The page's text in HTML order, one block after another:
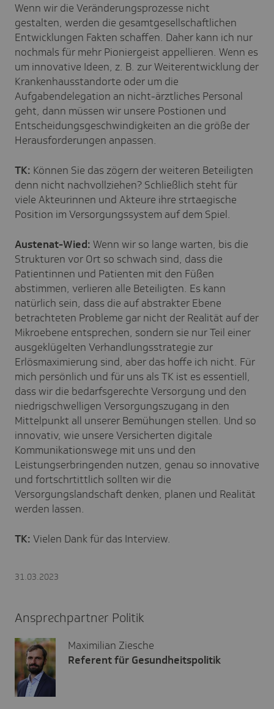
Wenn wir die Veränderungsprozesse nicht
gestalten, werden die gesamtgesellschaftlichen
Entwicklungen Fakten schaffen. Daher kann ich nur
nochmals für mehr Pioniergeist appellieren. Wenn es
um innovative Ideen, z. B. zur Weiterentwicklung der
Krankenhausstandorte oder um die
Aufgabendelegation an nicht-ärztliches Personal
geht, dann müssen wir unsere Postionen und
Entscheidungsgeschwindigkeiten an die größe der
Herausforderungen anpassen.
TK: Können Sie das zögern der weiteren Beteiligten
denn nicht nachvollziehen? Schließlich steht für
viele Akteurinnen und Akteure ihre strtaegische
Position im Versorgungssystem auf dem Spiel.
Austenat-Wied: Wenn wir so lange warten, bis die
Strukturen vor Ort so schwach sind, dass die
Patientinnen und Patienten mit den Füßen
abstimmen, verlieren alle Beteiligten. Es kann
natürlich sein, dass die auf abstrakter Ebene
betrachteten Probleme gar nicht der Realität auf der
Mikroebene entsprechen, sondern sie nur Teil einer
ausgeklügelten Verhandlungsstrategie zur
Erlösmaximierung sind, aber das hoffe ich nicht. Für
mich persönlich und für uns als TK ist es essentiell,
dass wir die bedarfsgerechte Versorgung und den
niedrigschwelligen Versorgungszugang in den
Mittelpunkt all unserer Bemühungen stellen. Und so
innovativ, wie unsere Versicherten digitale
Kommunikationswege mit uns und den
Leistungserbringenden nutzen, genau so innovative
und fortschrtittlich sollten wir die
Versorgungslandschaft denken, planen und Realität
werden lassen.
TK: Vielen Dank für das Interview.
31.03.2023
Ansprechpartner Politik
Maximilian Ziesche
Referent für Gesundheitspolitik